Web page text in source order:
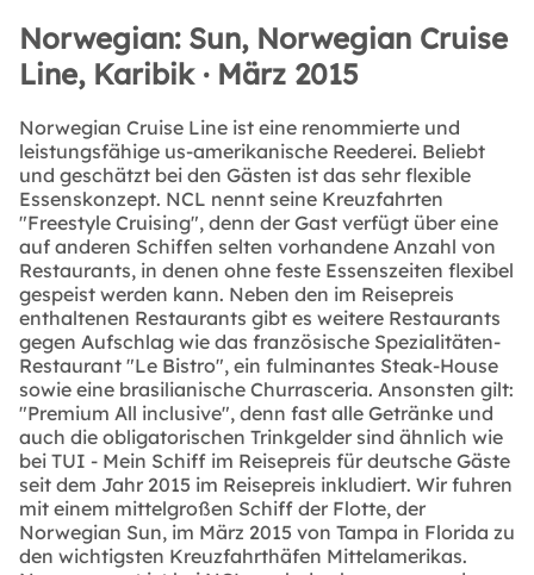
Norwegian: Sun, Norwegian Cruise
Line, Karibik · März 2015
Norwegian Cruise Line ist eine renommierte und
leistungsfähige us-amerikanische Reederei. Beliebt
und geschätzt bei den Gästen ist das sehr flexible
Essenskonzept. NCL nennt seine Kreuzfahrten
"Freestyle Cruising", denn der Gast verfügt über eine
auf anderen Schiffen selten vorhandene Anzahl von
Restaurants, in denen ohne feste Essenszeiten flexibel
gespeist werden kann. Neben den im Reisepreis
enthaltenen Restaurants gibt es weitere Restaurants
gegen Aufschlag wie das französische Spezialitäten-
Restaurant "Le Bistro", ein fulminantes Steak-House
sowie eine brasilianische Churrasceria. Ansonsten gilt:
"Premium All inclusive", denn fast alle Getränke und
auch die obligatorischen Trinkgelder sind ähnlich wie
bei TUI - Mein Schiff im Reisepreis für deutsche Gäste
seit dem Jahr 2015 im Reisepreis inkludiert. Wir fuhren
mit einem mittelgroßen Schiff der Flotte, der
Norwegian Sun, im März 2015 von Tampa in Florida zu
den wichtigsten Kreuzfahrthäfen Mittelamerikas.